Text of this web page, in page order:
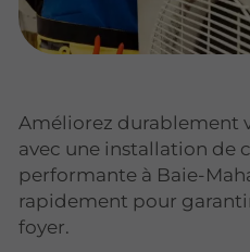
Améliorez durablement
avec une installation de
performante à Baie-
rapidement pour
foyer.